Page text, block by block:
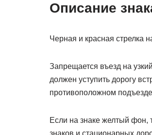
Описание
Черная и красная стрелка
Запрещается въезд на
должен уступить дорогу
противоположном
Если на знаке желтый фон,